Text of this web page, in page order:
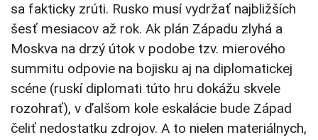
sa fakticky zrúti. Rusko musí vydržať najbližších
šesť mesiacov až rok. Ak plán Západu zlyhá a
Moskva na drzý útok v podobe tzv. mierového
summitu odpovie na bojisku aj na diplomatickej
scéne (ruskí diplomati túto hru dokážu skvele
rozohrať), v ďalšom kole eskalácie bude Západ
čeliť nedostatku zdrojov. A to nielen materiálnych,